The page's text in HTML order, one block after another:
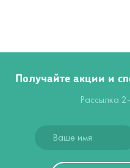
Получайте акции и
Рассылка